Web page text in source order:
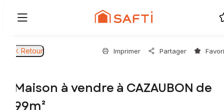
Retour Imprimer Partager
Maison à vendre à CAZAUBON de
99m²